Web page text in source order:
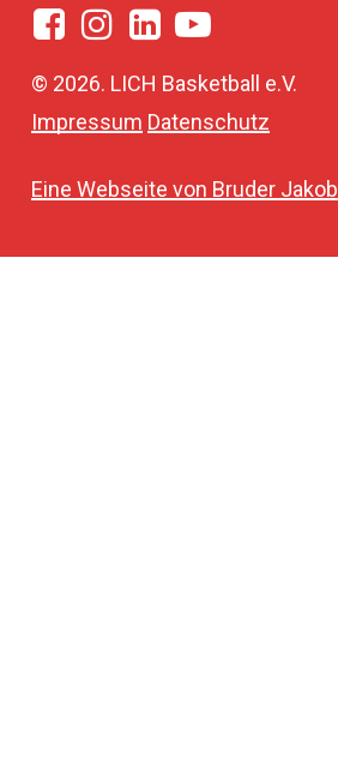
© 2026. LICH Basketball e.V.
Impressum Datenschutz
Eine Webseite von Bruder Jakob